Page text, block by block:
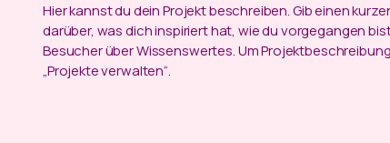
Hier kannst du dein Projekt beschreiben. Gib einen
darüber, was dich inspiriert hat, wie du vorgegangen
Besucher über Wissenswertes. Um
„Projekte verwalten“.